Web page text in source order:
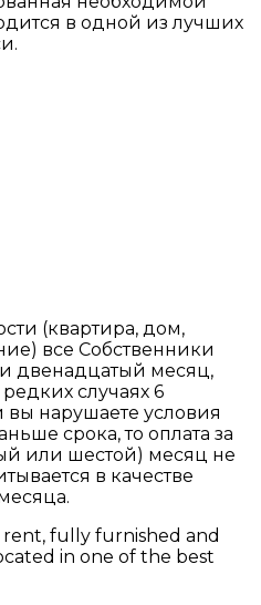
в одной из лучших
(квартира, дом,
все Собственники
двенадцатый месяц,
случаях 6
вы нарушаете условия
срока, то оплата за
или шестой) месяц не
в качестве
fully furnished and
in one of the best